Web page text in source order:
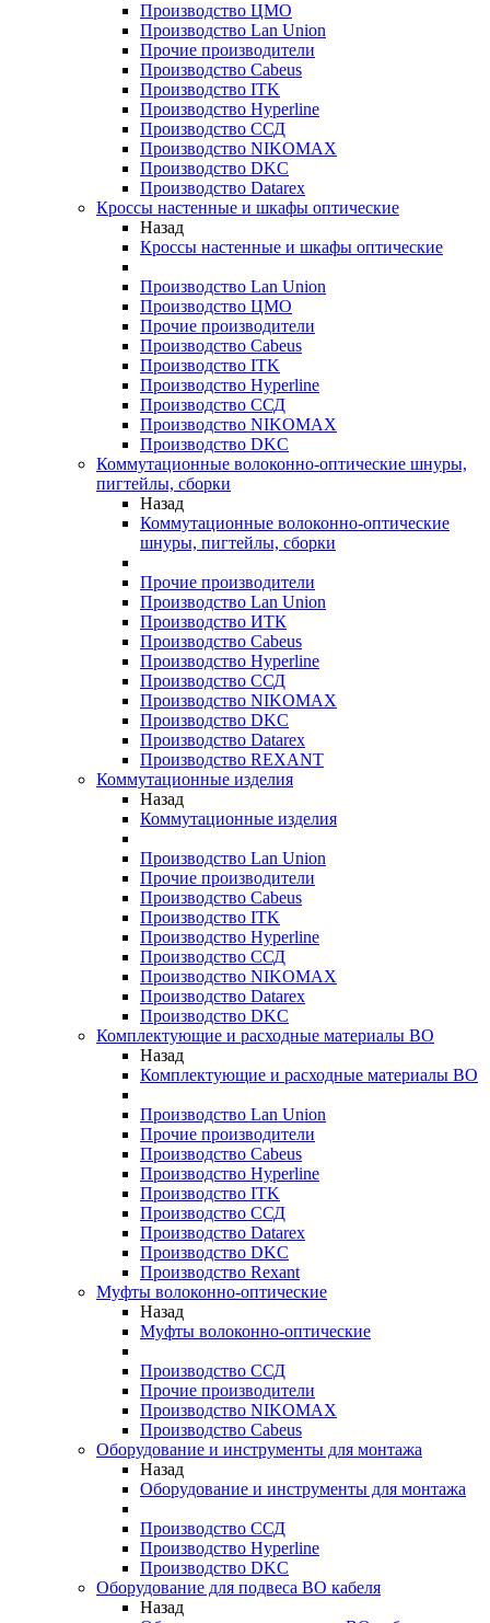
Производство ЦМО
Производство Lan Union
Прочие производители
Производство Cabeus
Производство ITK
Производство Hyperline
Производство ССД
Производство NIKOMAX
Производство DKC
Производство Datarex
Кроссы настенные и шкафы оптические
Назад
Кроссы настенные и шкафы оптические
Производство Lan Union
Производство ЦМО
Прочие производители
Производство Cabeus
Производство ITK
Производство Hyperline
Производство ССД
Производство NIKOMAX
Производство DKC
Коммутационные волоконно-оптические шнуры,
пигтейлы, сборки
Назад
Коммутационные волоконно-оптические
шнуры, пигтейлы, сборки
Прочие производители
Производство Lan Union
Производство ИТК
Производство Cabeus
Производство Hyperline
Производство ССД
Производство NIKOMAX
Производство DKC
Производство Datarex
Производство REXANT
Коммутационные изделия
Назад
Коммутационные изделия
Производство Lan Union
Прочие производители
Производство Cabeus
Производство ITK
Производство Hyperline
Производство ССД
Производство NIKOMAX
Производство Datarex
Производство DKC
Комплектующие и расходные материалы ВО
Назад
Комплектующие и расходные материалы ВО
Производство Lan Union
Прочие производители
Производство Cabeus
Производство Hyperline
Производство ITK
Производство ССД
Производство Datarex
Производство DKC
Производство Rexant
Муфты волоконно-оптические
Назад
Муфты волоконно-оптические
Производство ССД
Прочие производители
Производство NIKOMAX
Производство Cabeus
Оборудование и инструменты для монтажа
Назад
Оборудование и инструменты для монтажа
Производство ССД
Производство Hyperline
Производство DKC
Оборудование для подвеса ВО кабеля
Назад